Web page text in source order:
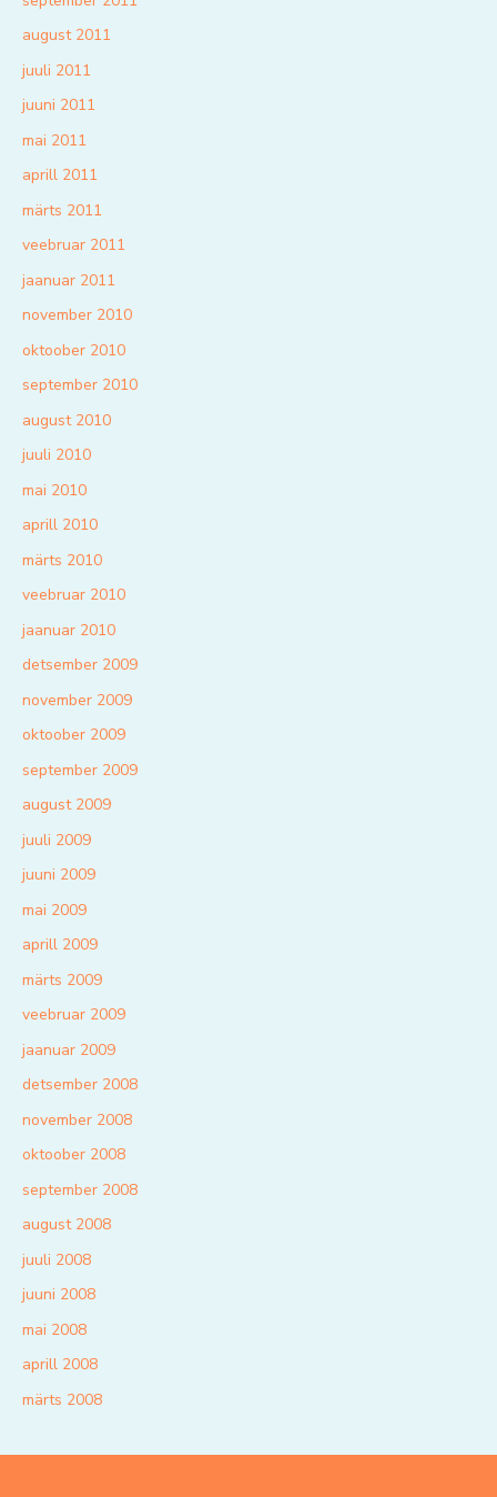
august 2011
juuli 2011
juuni 2011
mai 2011
aprill 2011
märts 2011
veebruar 2011
jaanuar 2011
november 2010
oktoober 2010
september 2010
august 2010
juuli 2010
mai 2010
aprill 2010
märts 2010
veebruar 2010
jaanuar 2010
detsember 2009
november 2009
oktoober 2009
september 2009
august 2009
juuli 2009
juuni 2009
mai 2009
aprill 2009
märts 2009
veebruar 2009
jaanuar 2009
detsember 2008
november 2008
oktoober 2008
september 2008
august 2008
juuli 2008
juuni 2008
mai 2008
aprill 2008
märts 2008